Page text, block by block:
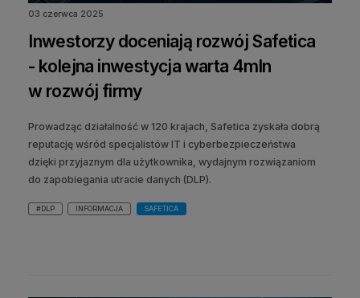
03 czerwca 2025
Inwestorzy doceniają rozwój Safetica
- kolejna inwestycja warta 4mln
w rozwój firmy
Prowadząc działalność w 120 krajach, Safetica zyskała dobrą
reputację wśród specjalistów IT i cyberbezpieczeństwa
dzięki przyjaznym dla użytkownika, wydajnym rozwiązaniom
do zapobiegania utracie danych (DLP).
#DLP INFORMACJA SAFETICA